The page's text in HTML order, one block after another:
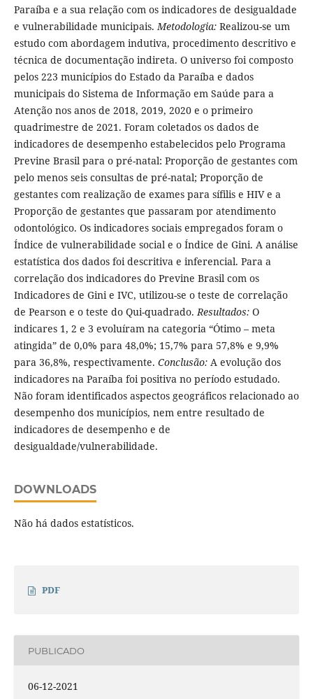
Paraíba e a sua relação com os indicadores de desigualdade
e vulnerabilidade municipais.Metodologia:Realizou-se um
estudo com abordagem indutiva, procedimento descritivo e
técnica de documentação indireta. O universo foi composto
pelos 223 municípios do Estado da Paraíba e dados
municipais do Sistema de Informação em Saúde para a
Atenção nos anos de 2018, 2019, 2020 e o primeiro
quadrimestre de 2021. Foram coletados os dados de
indicadores de desempenho estabelecidos pelo Programa
Previne Brasil para o pré-natal: Proporção de gestantes com
pelo menos seis consultas de pré-natal; Proporção de
gestantes com realização de exames para sífilis e HIV e a
Proporção de gestantes que passaram por atendimento
odontológico. Os indicadores sociais empregados foram o
Índice de vulnerabilidade social e o Índice de Gini. A análise
estatística dos dados foi descritiva e inferencial. Para a
correlação dos indicadores do Previne Brasil com os
Indicadores de Gini e IVC, utilizou-se o teste de correlação
de Pearson e o teste do Qui-quadrado.Resultados:O
indicares 1, 2 e 3 evoluíram na categoria “Ótimo – meta
atingida” de 0,0% para 48,0%; 15,7% para 57,8% e 9,9%
para 36,8%, respectivamente. Conclusão:A evolução dos
indicadores na Paraíba foi positiva no período estudado.
Não foram identificados aspectos geográficos relacionado ao
desempenho dos municípios, nem entre resultado de
indicadores de desempenho e de
desigualdade/vulnerabilidade.
DOWNLOADS
Não há dados estatísticos.
PDF
PUBLICADO
06-12-2021